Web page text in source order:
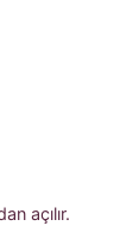
açılır.